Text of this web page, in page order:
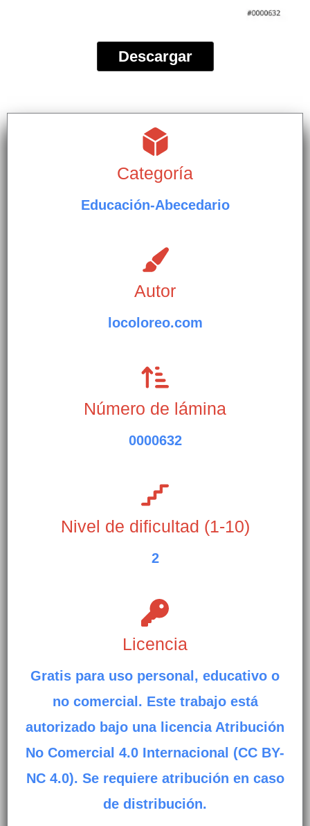
Descargar
Categoría
Educación-Abecedario
Autor
locoloreo.com
Número de lámina
0000632
Nivel de dificultad (1-10)
2
Licencia
Gratis para uso personal, educativo o
no comercial. Este trabajo está
autorizado bajo una licencia Atribución
No Comercial 4.0 Internacional (CC BY-
NC 4.0). Se requiere atribución en caso
de distribución.